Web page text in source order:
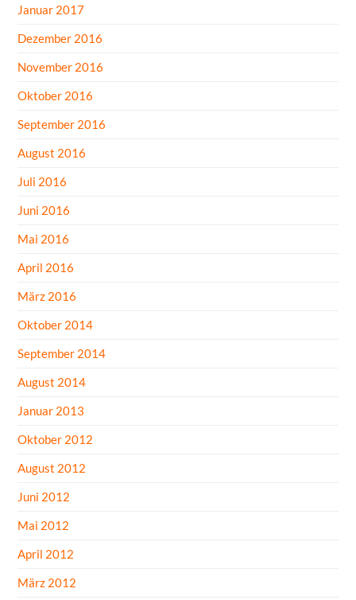
Januar 2017
Dezember 2016
November 2016
Oktober 2016
September 2016
August 2016
Juli 2016
Juni 2016
Mai 2016
April 2016
März 2016
Oktober 2014
September 2014
August 2014
Januar 2013
Oktober 2012
August 2012
Juni 2012
Mai 2012
April 2012
März 2012